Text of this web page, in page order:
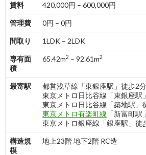
賃料 420,000円 – 600,000円
管理費 0円 – 0円
間取り 1LDK – 2LDK
専有面
積
65.42m2 – 92.61m2
最寄駅
都営浅草線「東銀座駅」徒歩2分
東京メトロ日比谷線「東銀座駅
東京メトロ日比谷線「築地駅」
東京メトロ有楽町線 「新富町
東京メトロ銀座線「銀座駅」徒
構造規
模
地上23階 地下2階 RC造